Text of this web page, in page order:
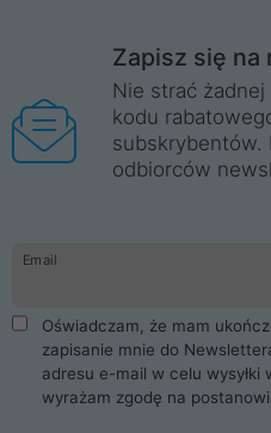
Zapisz się na
Nie strać
kodu
subskrybentów.
odbiorców
Email
Oświadczam, że mam
zapisanie mnie do
adresu e-mail w celu wysyłki
wyrażam zgodę na